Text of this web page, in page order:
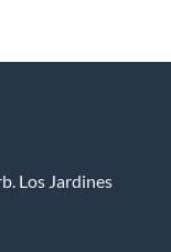
Los Jardines